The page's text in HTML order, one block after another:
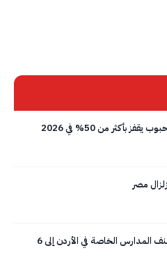
بأكثر من 50% في 2026
مصر
مقترح حكومي يصنف المدارس الخاصة في الأردن إلى 6